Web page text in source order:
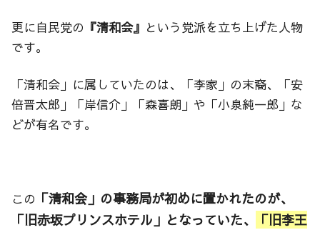
更に自民党の 『清和会』 という党派を立ち上げた人物
です。
「清和会」に属していたのは、「李家」の末裔、「安
倍晋太郎」「岸信介」「森喜朗」や「小泉純一郎」な
どが有名です。
この 「清和会」の事務局が初めに置かれたのが、
「旧赤坂プリンスホテル」となっていた、
「旧李王